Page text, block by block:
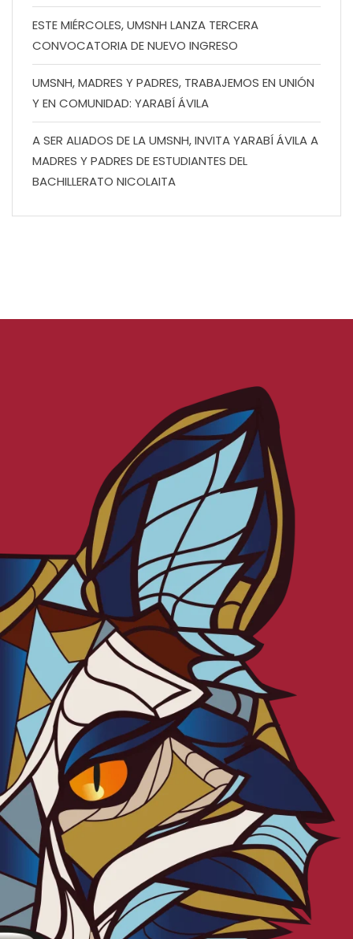
ESTE MIÉRCOLES, UMSNH LANZA TERCERA
CONVOCATORIA DE NUEVO INGRESO
UMSNH, MADRES Y PADRES, TRABAJEMOS EN UNIÓN
Y EN COMUNIDAD: YARABÍ ÁVILA
A SER ALIADOS DE LA UMSNH, INVITA YARABÍ ÁVILA A
MADRES Y PADRES DE ESTUDIANTES DEL
BACHILLERATO NICOLAITA